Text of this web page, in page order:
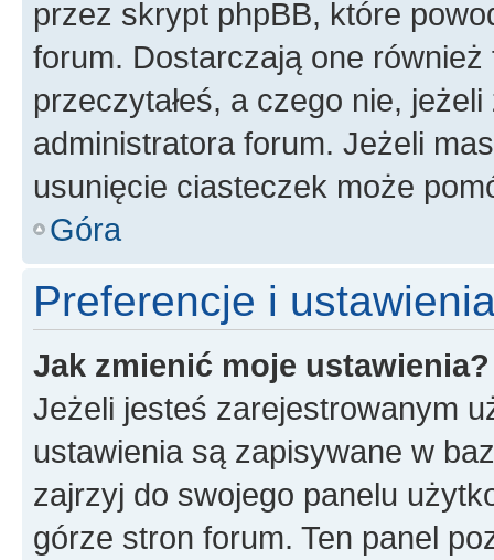
przez skrypt phpBB, które
forum. Dostarczają one
przeczytałeś, a czego nie,
administratora forum. Jeżeli
usunięcie ciasteczek może
Góra
Preferencje i
Jak zmienić moje ustawienia?
Jeżeli jesteś zarejestrowanym
ustawienia są zapisywane w
zajrzyj do swojego panelu
górze stron forum. Ten panel